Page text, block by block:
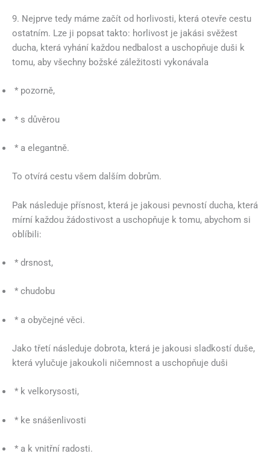
9. Nejprve tedy máme začít od horlivosti, která otevře cestu
ostatním. Lze ji popsat takto: horlivost je jakási svěžest
ducha, která vyhání každou nedbalost a uschopňuje duši k
tomu, aby všechny božské záležitosti vykonávala
* pozorně,
* s důvěrou
* a elegantně.
To otvírá cestu všem dalším dobrům.
Pak následuje přísnost, která je jakousi pevností ducha, která
mírní každou žádostivost a uschopňuje k tomu, abychom si
oblíbili:
* drsnost,
* chudobu
* a obyčejné věci.
Jako třetí následuje dobrota, která je jakousi sladkostí duše,
která vylučuje jakoukoli ničemnost a uschopňuje duši
* k velkorysosti,
* ke snášenlivosti
* a k vnitřní radosti.